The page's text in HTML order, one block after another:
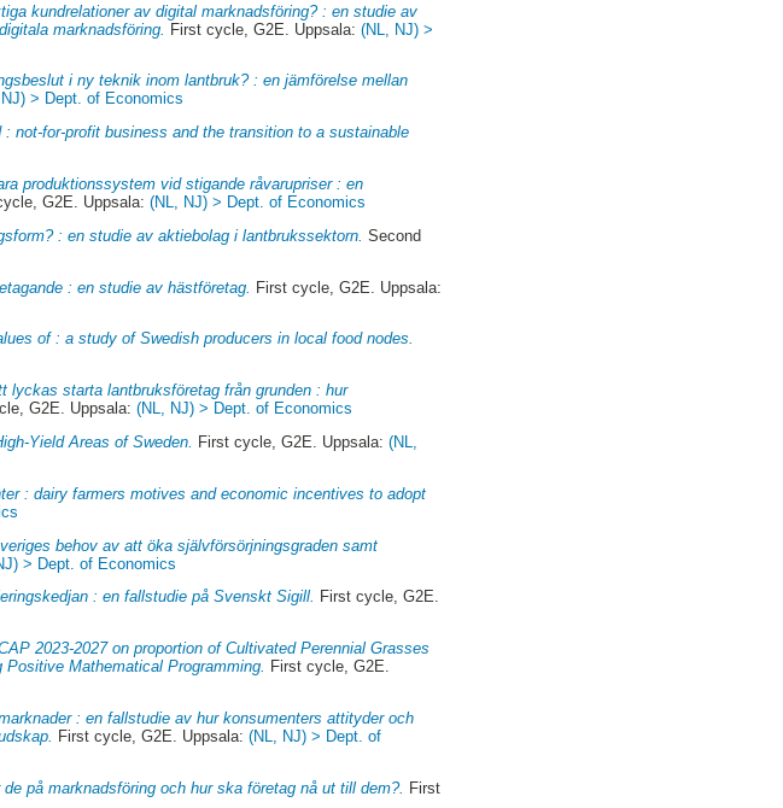
kundrelationer av digital marknadsföring? : en studie av
marknadsföring. First cycle, G2E. Uppsala:(NL, NJ) >
i ny teknik inom lantbruk? : en jämförelse mellan
> Dept. of Economics
not-for-profit business and the transition to a sustainable
produktionssystem vid stigande råvarupriser : en
G2E. Uppsala:(NL, NJ) > Dept. of Economics
: en studie av aktiebolag i lantbrukssektorn. Second
: en studie av hästföretag.
First cycle, G2E. Uppsala:
of : a study of Swedish producers in local food nodes.
lyckas starta lantbruksföretag från grunden : hur
G2E. Uppsala:(NL, NJ) > Dept. of Economics
Yield Areas of Sweden. First cycle, G2E. Uppsala:(NL,
: dairy farmers motives and economic incentives to adopt
behov av att öka självförsörjningsgraden samt
> Dept. of Economics
: en fallstudie på Svenskt Sigill. First cycle, G2E.
2023-2027 on proportion of Cultivated Perennial Grasses
Mathematical Programming. First cycle, G2E.
: en fallstudie av hur konsumenters attityder och
First cycle, G2E. Uppsala:(NL, NJ) > Dept. of
på marknadsföring och hur ska företag nå ut till dem?. First